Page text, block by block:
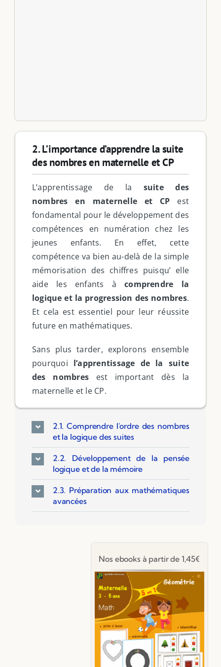
2. L’importance d’apprendre la suite
des nombres en maternelle et CP
L’apprentissage de la suite des
nombres en maternelle et CP est
fondamental pour le développement des
compétences en numération chez les
jeunes enfants. En effet, cette
compétence va bien au-delà de la simple
mémorisation des chiffres puisqu’ elle
aide les enfants àcomprendre la
logique et la progression des nombres.
Et cela est essentiel pour leur réussite
future en mathématiques.
Sans plus tarder, explorons ensemble
pourquoi l’apprentissage de la suite
des nombres est important dès la
maternelle et le CP.
2.1. Comprendre l'ordre des nombres
et la logique des suites
2.2. Développement de la pensée
logique et de la mémoire
2.3. Préparation aux mathématiques
avancées
Nos ebooks à partir de 1,45€